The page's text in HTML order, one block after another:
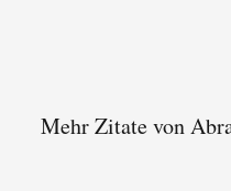
Mehr Zitate von